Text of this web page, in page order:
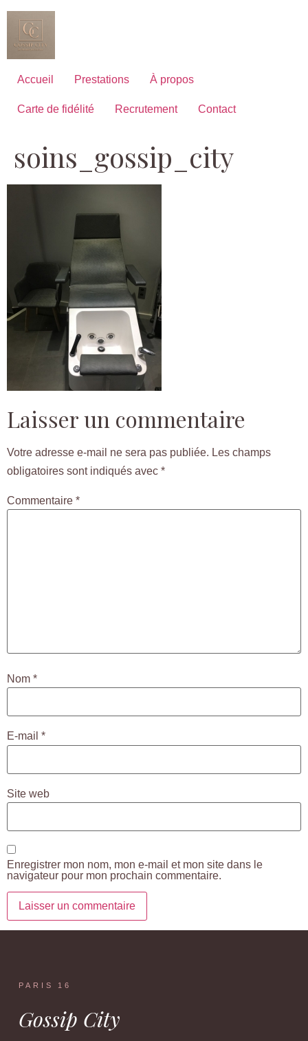
Aller
contenu
Accueil Prestations À propos
Carte de fidélité Recrutement Contact
soins_gossip_city
Laisser un commentaire
Votre adresse e-mail ne sera pas publiée. Les champs
obligatoires sont indiqués avec *
Commentaire *
Nom *
E-mail *
Site web
Enregistrer mon nom, mon e-mail et mon site dans le
navigateur pour mon prochain commentaire.
PARIS 16
Gossip City